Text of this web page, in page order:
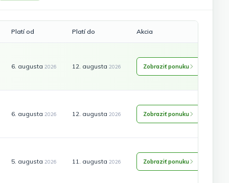
Platí od Platí do Akcia
6. augusta 2026 12. augusta 2026 Zobraziť ponuku
6. augusta 2026 12. augusta 2026 Zobraziť ponuku
5. augusta 2026 11. augusta 2026 Zobraziť ponuku